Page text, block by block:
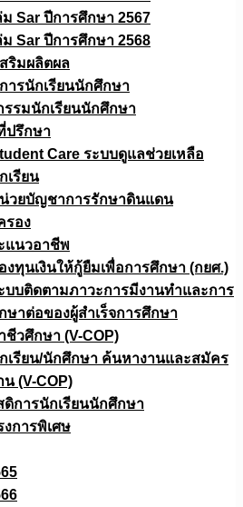
ม Sar ปีการศึกษา 2567
ม Sar ปีการศึกษา 2568
สริมผลิตผล
ารนักเรียนนักศึกษา
รรมนักเรียนนักศึกษา
ปรึกษา
Care ระบบดูแลช่วยเหลือ
เรียน
วยบัญชาการรักษาดินแดน
รอง
แนวอาชีพ
งทุนเงินให้กู้ยืมเพื่อการศึกษา (กยศ.)
บบติดตามภาวะการมีงานทำและการ
ษาต่อของผู้สำเร็จการศึกษา
ชีวศึกษา (V-COP)
เรียน/นักศึกษา ค้นหางานและสมัคร
น (V-COP)
ดิการนักเรียนนักศึกษา
งการพิเศษ